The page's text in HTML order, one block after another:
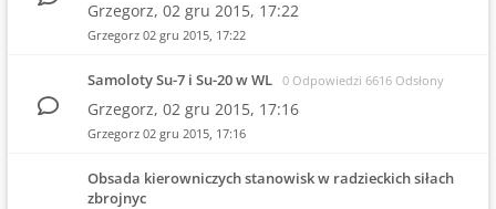
Grzegorz, 02 gru 2015, 17:22
Grzegorz 02 gru 2015, 17:22
Samoloty Su-7 i Su-20 w WL 0 Odpowiedzi 6616 Odsłony
Grzegorz, 02 gru 2015, 17:16
Grzegorz 02 gru 2015, 17:16
Obsada kierowniczych stanowisk w radzieckich siłach
zbrojnyc